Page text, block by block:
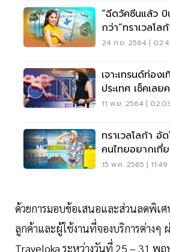
“ฉีดวัคซีนแล้ว
กว่า”ทราเวลโ
ลดสูงสุด10%
24 ก.ย. 2564 |
เจาะเทรนด์ท่อง
ประเทศ เช็คเล
ที่ไหน
11 พ.ย. 2564 |
ทราเวลโลก้า อั
คนไทยอยากเที่
15 พ.ค. 2565 | 11:49
ด้วยการมอบข้อเสนอและส่วนลดพิเ
ลูกค้าและผู้ใช้งานที่จองบริการต่าง
Traveloka ระหว่างวันที่ 25 – 31 พ